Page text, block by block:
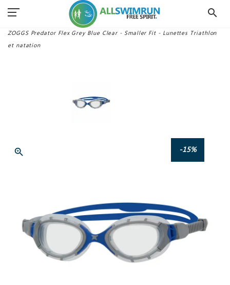
search
Lunettes Swimrun
ZOGGS Predator Flex Grey Blue Clear - Smaller Fit - Lunettes Triathlon
et natation
zoom_in -15%